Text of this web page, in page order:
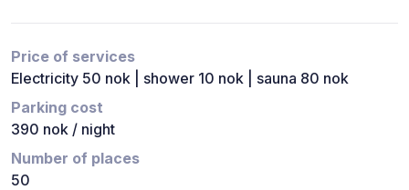
Price of services
Electricity 50 nok | shower 10 nok | sauna 80 nok
Parking cost
390 nok / night
Number of places
50